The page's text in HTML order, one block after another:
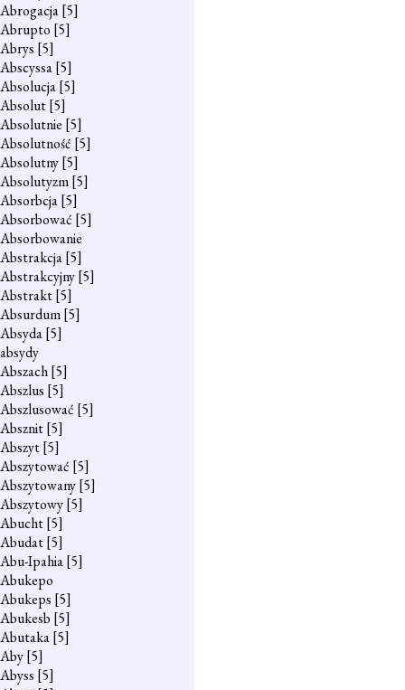
Abrogacja[5]
Abrupto [5]
Abrys [5]
Abscyssa[5]
Absolucja[5]
Absolut[5]
Absolutnie [5]
Absolutność [5]
Absolutny[5]
Absolutyzm[5]
Absorbcja[5]
Absorbować [5]
Absorbowanie
Abstrakcja[5]
Abstrakcyjny[5]
Abstrakt[5]
Absurdum[5]
Absyda[5]
absydy
Abszach[5]
Abszlus [5]
Abszlusować [5]
Absznit[5]
Abszyt[5]
Abszytować [5]
Abszytowany[5]
Abszytowy[5]
Abucht[5]
Abudat[5]
Abu-Ipahia[5]
Abukepo
Abukeps [5]
Abukesb [5]
Abutaka[5]
Aby[5]
Abyss [5]